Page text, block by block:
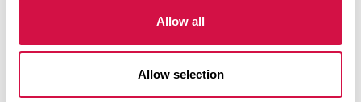
Allow all
Allow selection
boekweit 0,5%
witte millet 2%